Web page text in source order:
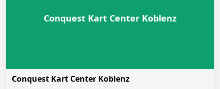
Conquest Kart Center Koblenz
Conquest Kart Center Koblenz